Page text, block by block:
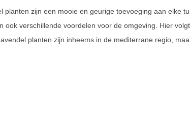
planten zijn een mooie en geurige toevoeging aan elke
ook verschillende voordelen voor de omgeving. Hier
planten zijn inheems in de mediterrane regio,